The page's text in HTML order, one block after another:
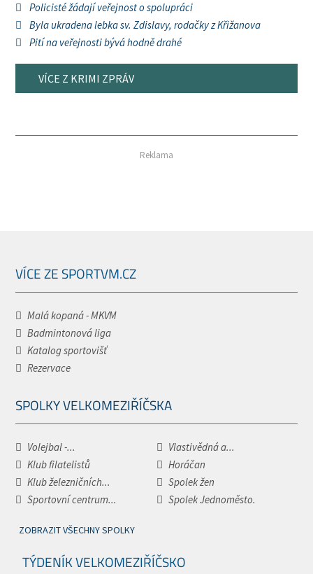
Policisté žádají veřejnost o spolupráci
Byla ukradena lebka sv. Zdislavy, rodačky z Křižanova
Pití na veřejnosti bývá hodně drahé
VÍCE Z KRIMI ZPRÁV
Reklama
VÍCE ZE SPORTVM.CZ
Malá kopaná - MKVM
Badmintonová liga
Katalog sportovišť
Rezervace
SPOLKY VELKOMEZIŘÍČSKA
Volejbal -...
Vlastivědná a...
Klub filatelistů
Horáčan
Klub železničních...
Spolek žen
Sportovní centrum...
Spolek Jednoměsto.
ZOBRAZIT VŠECHNY SPOLKY
TÝDENÍK VELKOMEZIŘÍČSKO